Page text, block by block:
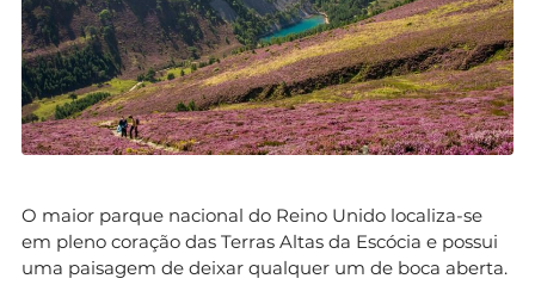
O maior parque nacional do Reino Unido localiza-se
em pleno coração das Terras Altas da Escócia e possui
uma paisagem de deixar qualquer um de boca aberta.